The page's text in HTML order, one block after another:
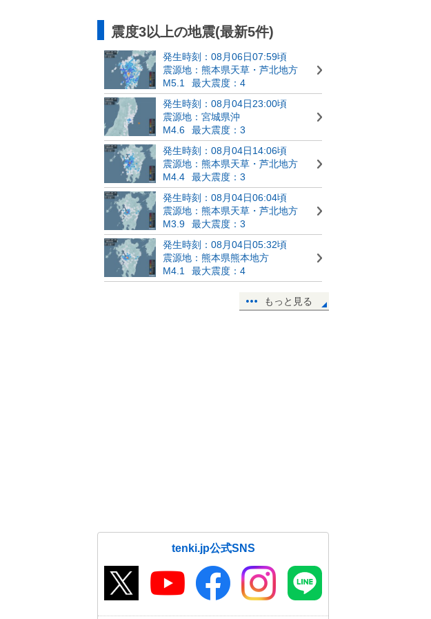
震度3以上の地震(最新5件)
発生時刻：08月06日07:59頃
震源地：熊本県天草・芦北地方
M5.1
最大震度：4
発生時刻：08月04日23:00頃
震源地：宮城県沖
M4.6
最大震度：3
発生時刻：08月04日14:06頃
震源地：熊本県天草・芦北地方
M4.4
最大震度：3
発生時刻：08月04日06:04頃
震源地：熊本県天草・芦北地方
M3.9
最大震度：3
発生時刻：08月04日05:32頃
震源地：熊本県熊本地方
M4.1
最大震度：4
もっと見る
tenki.jp公式SNS